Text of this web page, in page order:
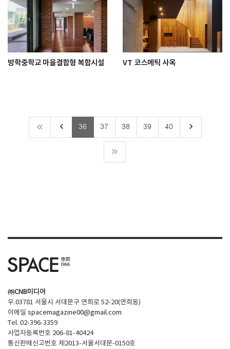
방학중학교 마을결합형 복합시설 VT 코스메틱 사옥
keyboard_arrow_left 36 37 38 39 40 keyboard_arrow_right
㈜CNB미디어
우.03781 서울시 서대문구 연희로 52-20(연희동)
이메일 spacemagazine00@gmail.com
Tel. 02-396-3359
사업자등록번호 206-81-40424
통신판매신고번호 제2013-서울서대문-0150호